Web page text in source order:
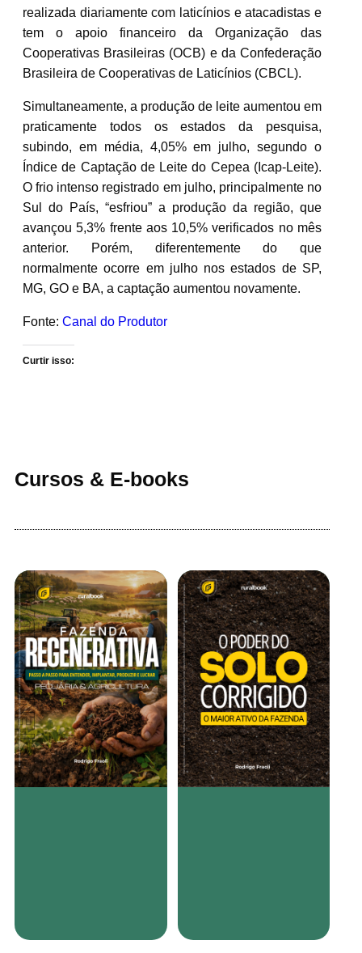
realizada diariamente com laticínios e atacadistas e
tem o apoio financeiro da Organização das
Cooperativas Brasileiras (OCB) e da Confederação
Brasileira de Cooperativas de Laticínios (CBCL).
Simultaneamente, a produção de leite aumentou em
praticamente todos os estados da pesquisa,
subindo, em média, 4,05% em julho, segundo o
Índice de Captação de Leite do Cepea (Icap-Leite).
O frio intenso registrado em julho, principalmente no
Sul do País, “esfriou” a produção da região, que
avançou 5,3% frente aos 10,5% verificados no mês
anterior. Porém, diferentemente do que
normalmente ocorre em julho nos estados de SP,
MG, GO e BA, a captação aumentou novamente.
Fonte: Canal do Produtor
Curtir isso:
Cursos & E-books